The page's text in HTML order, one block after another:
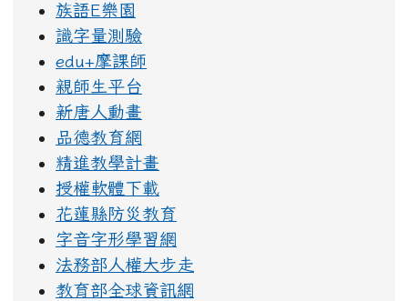
族語E樂園
識字量測驗
edu+摩課師
親師生平台
新唐人動畫
品德教育網
精進教學計畫
授權軟體下載
花蓮縣防災教育
字音字形學習網
法務部人權大步走
教育部全球資訊網